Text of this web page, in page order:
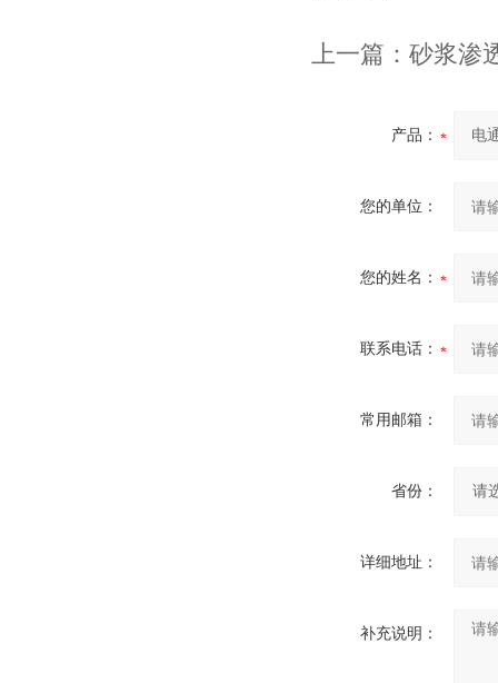
上一篇： 砂浆渗
产品：
您的单位：
您的姓名：
联系电话：
常用邮箱：
省份：
详细地址：
补充说明：